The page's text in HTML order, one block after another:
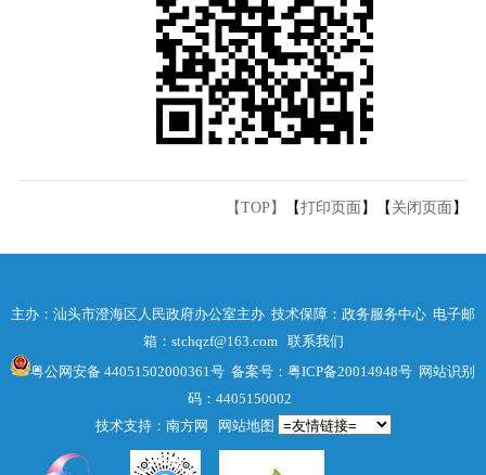
【TOP】 【打印页面】【 关闭页面】
主办：汕头市澄海区人民政府办公室主办 技术保障：政务服务中心 电子邮
箱：stchqzf@163.com 联系我们
粤公网安备 44051502000361号 备案号：粤ICP备20014948号 网站识别
码：4405150002
技术支持：南方网 网站地图